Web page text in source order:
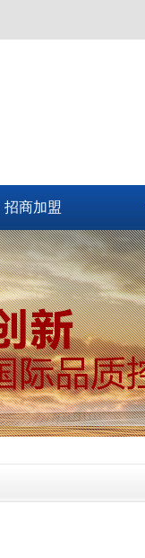
招商加盟